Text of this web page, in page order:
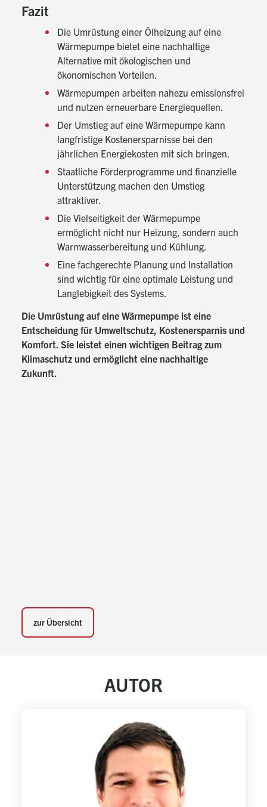
Fazit
Die Umrüstung einer Ölheizung auf eine
Wärmepumpe bietet eine nachhaltige
Alternative mit ökologischen und
ökonomischen Vorteilen.
Wärmepumpen arbeiten nahezu emissionsfrei
und nutzen erneuerbare Energiequellen.
Der Umstieg auf eine Wärmepumpe kann
langfristige Kostenersparnisse bei den
jährlichen Energiekosten mit sich bringen.
Staatliche Förderprogramme und finanzielle
Unterstützung machen den Umstieg
attraktiver.
Die Vielseitigkeit der Wärmepumpe
ermöglicht nicht nur Heizung, sondern auch
Warmwasserbereitung und Kühlung.
Eine fachgerechte Planung und Installation
sind wichtig für eine optimale Leistung und
Langlebigkeit des Systems.
Die Umrüstung auf eine Wärmepumpe ist eine
Entscheidung für Umweltschutz, Kostenersparnis und
Komfort. Sie leistet einen wichtigen Beitrag zum
Klimaschutz und ermöglicht eine nachhaltige
Zukunft.
zur Übersicht
AUTOR